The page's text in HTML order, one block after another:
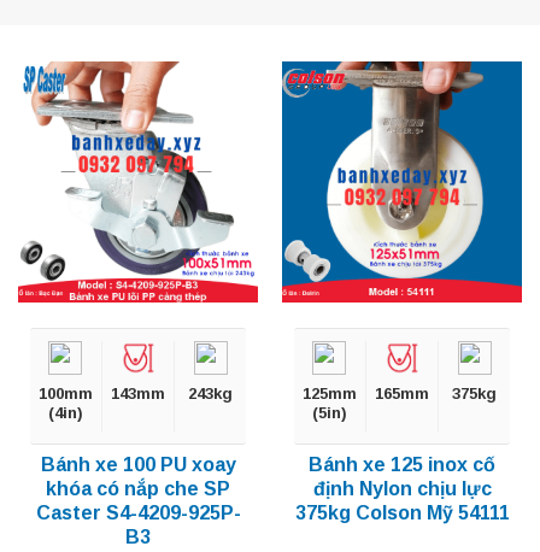
100mm
(4in)
143mm 243kg
Bánh xe 100 PU xoay
khóa có nắp che SP
Caster S4-4209-925P-
B3
125mm
(5in)
165mm 375kg
Bánh xe 125 inox cố
định Nylon chịu lực
375kg Colson Mỹ 54111